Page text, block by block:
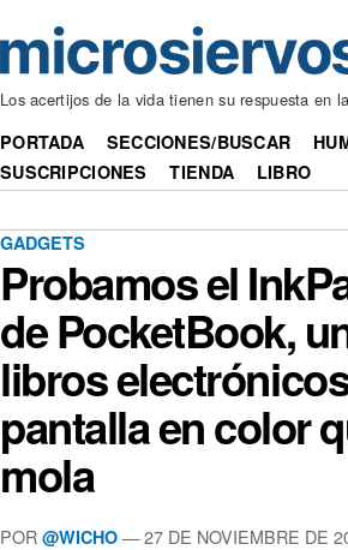
Los acertijos de la vida tienen su respuesta en
PORTADA SECCIONES/BUSCAR
SUSCRIPCIONES
TIENDA LIBRO
GADGETS
Probamos el
de PocketBook,
libros
pantalla en color
mola
POR @WICHO — 27 DE NOVIEMBRE DE